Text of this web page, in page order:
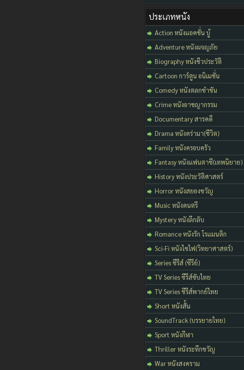
ประเภทหนัง
Action หนังแอคชั่น บู้
Adventure หนังผจญภัย
Biography หนังชีวประวัติ
Cartoon การ์ตูน อนิเมชั่น
Comedy หนังตลกขำขัน
Crime หนังอาชญากรรม
Documentary สารคดี
Drama หนังดร่ามา(ชีวิต)
Family หนังครอบครัว
Fantasy หนังแฟนตาซี(เทพนิยาย)
History หนังประวัติศาสตร์
Horror หนังสยองขวัญ
Music หนังดนตรี
Mystery หนังลึกลับ
Romance หนังรัก โรแมนติก
Sci-Fi หนังไซไฟ(วิทยาศาสตร์)
Series ซีรีส์ (ซีรีย์)
TV Series ซีรีส์ซับไทย
TV Series ซีรีส์พากย์ไทย
Short หนังสั้น
SoundTrack (บรรยายไทย)
Sport หนังกีฬา
Thriller หนังระทึกขวัญ
War หนังสงคราม